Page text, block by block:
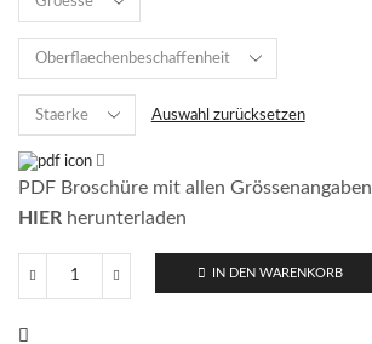
Auswahl zurücksetzen
PDF Broschüre mit allen Grössenangaben
HIER herunterladen
Lobos
IN DEN WARENKORB